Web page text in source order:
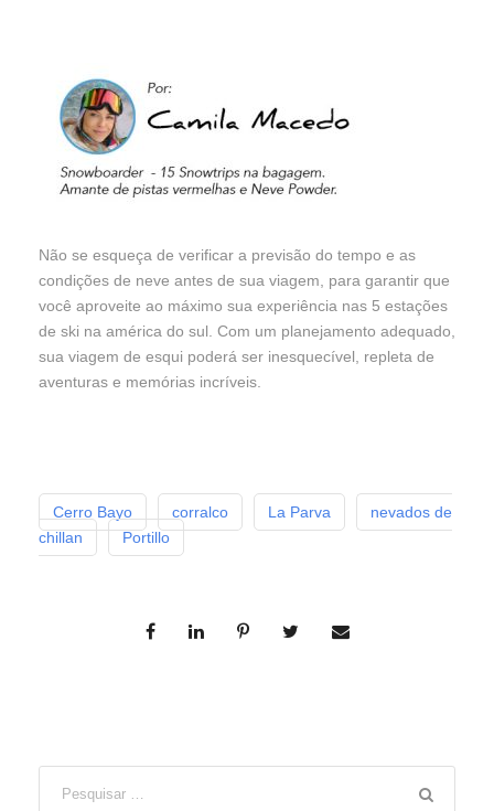
Não se esqueça de verificar a previsão do tempo e as
condições de neve antes de sua viagem, para garantir que
você aproveite ao máximo sua experiência nas 5 estações
de ski na américa do sul. Com um planejamento adequado,
sua viagem de esqui poderá ser inesquecível, repleta de
aventuras e memórias incríveis.
Cerro Bayo corralco La Parva
nevados de
chillan
Portillo